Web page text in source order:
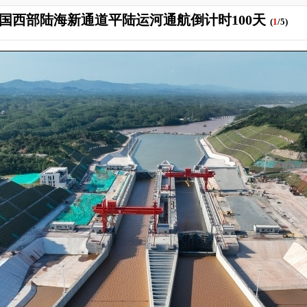
西部陆海新通道平陆运河通航倒计时100天 (1/5)